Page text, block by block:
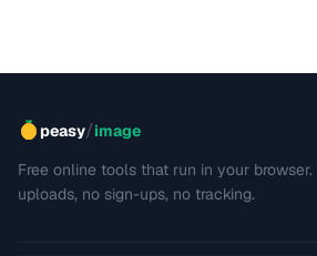
peasy/image
Free online tools that run in your browser.
uploads, no sign-ups, no tracking.